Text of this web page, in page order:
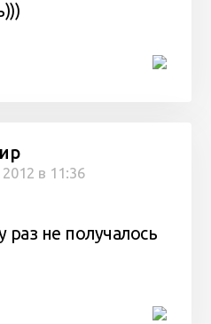
в 11:36
раз не получалось